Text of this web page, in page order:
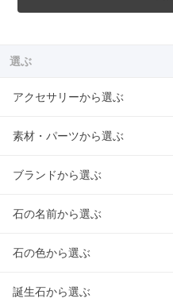
選ぶ
アクセサリーから選ぶ
素材・パーツから選ぶ
ブランドから選ぶ
石の名前から選ぶ
石の色から選ぶ
誕生石から選ぶ